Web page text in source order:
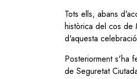
Tots ells, abans
històrica del cos de
d'aquesta
Posteriorment s'ha
de Seguretat